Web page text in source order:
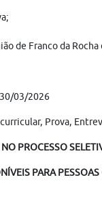
de Franco da
03/2026
Prova,
PROCESSO
PARA